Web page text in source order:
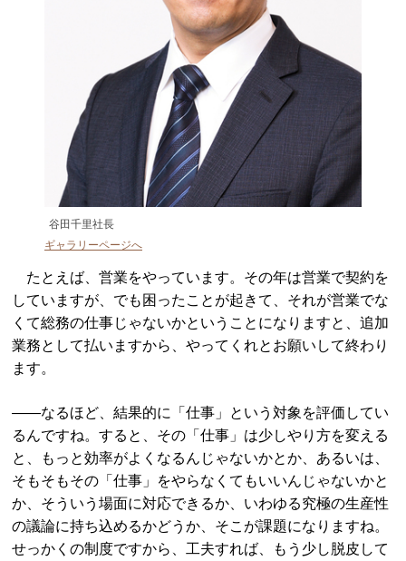
谷田千里社長
ギャラリーページへ
たとえば、営業をやっています。その年は営業で契約を
していますが、でも困ったことが起きて、それが営業でな
くて総務の仕事じゃないかということになりますと、追加
業務として払いますから、やってくれとお願いして終わり
ます。
――なるほど、結果的に「仕事」という対象を評価してい
るんですね。すると、その「仕事」は少しやり方を変える
と、もっと効率がよくなるんじゃないかとか、あるいは、
そもそもその「仕事」をやらなくてもいいんじゃないかと
か、そういう場面に対応できるか、いわゆる究極の生産性
の議論に持ち込めるかどうか、そこが課題になりますね。
せっかくの制度ですから、工夫すれば、もう少し脱皮して